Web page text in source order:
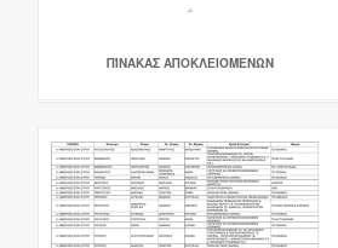
ΠΊΝΑΚΑΣ ΑΠΟΚΛΕΙΌΜΕΝΩΝ